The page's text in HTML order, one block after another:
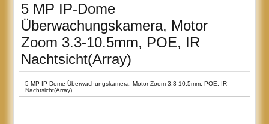
5 MP IP-Dome
Überwachungskamera, Motor
Zoom 3.3-10.5mm, POE, IR
Nachtsicht(Array)
5 MP IP-Dome Überwachungskamera, Motor Zoom 3.3-10.5mm, POE, IR
Nachtsicht(Array)